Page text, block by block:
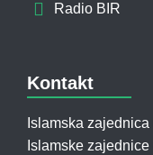
Radio BIR
Kontakt
Islamska
Islamske